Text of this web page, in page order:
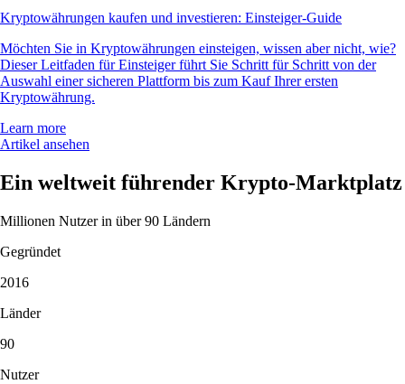
Kryptowährungen kaufen und investieren: Einsteiger-Guide
Möchten Sie in Kryptowährungen einsteigen, wissen aber nicht, wie?
Dieser Leitfaden für Einsteiger führt Sie Schritt für Schritt von der
Auswahl einer sicheren Plattform bis zum Kauf Ihrer ersten
Kryptowährung.
Learn more
Artikel ansehen
Ein weltweit führender Krypto-Marktplatz
Millionen Nutzer in über 90 Ländern
Gegründet
2016
Länder
90
Nutzer